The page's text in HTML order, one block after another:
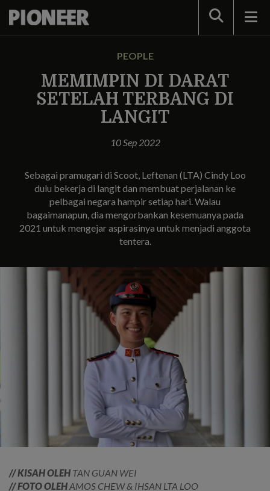
Search
PEOPLE
MEMIMPIN DI DARAT
SETELAH TERBANG DI
LANGIT
10 Sep 2022
Sebagai pramugari di Scoot, Leftenan (LTA) Cindy Loo
dulu bekerja di langit dan membuat perjalanan ke
pelbagai negara hampir setiap hari. Walau
bagaimanapun, dia mengorbankan kesemuanya pada
2021 untuk mengejar aspirasinya untuk menjadi anggota
tentera.
// KISAH OLEH TAN GUAN WEI
// FOTO OLEHAMOS CHEW & IHSAN LTA LOO